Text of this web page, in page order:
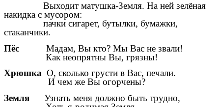
Выходит матушка-Земля. На ней зелёная
накидка с мусором:
пачки сигарет, бутылки, бумажки,
стаканчики.
Пёс Мадам, Вы кто? Мы Вас не звали!
Как неопрятны Вы, грязны!
Хрюшка О, сколько грусти в Вас, печали.
И чем же Вы огорчены?
Земля Узнать меня должно быть трудно,